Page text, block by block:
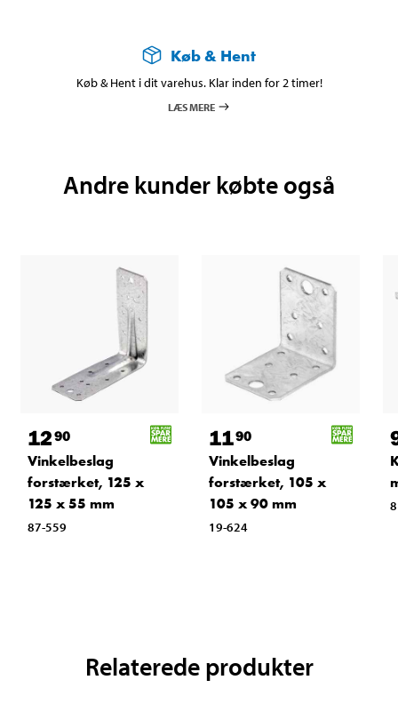
Køb & Hent
Køb & Hent i dit varehus. Klar inden for 2 timer!
LÆS MERE
Andre kunder købte også
1290
Vinkelbeslag
forstærket, 125 x
125 x 55 mm
87-559
1190
Vinkelbeslag
forstærket, 105 x
105 x 90 mm
19-624
Relaterede produkter